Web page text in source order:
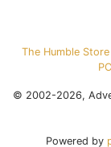
The Humble Store
© 2002-2026,
Powered by